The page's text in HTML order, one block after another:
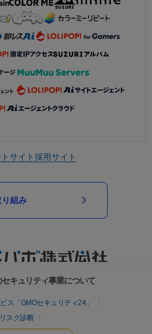
サイト採用サイト
組み
キュリティ事業について
ス「GMOセキュリティ24」
スク診断